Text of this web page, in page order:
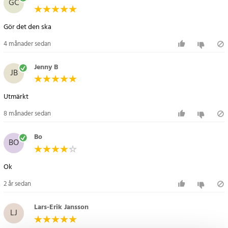
- Längd: 3 meter
- Upplösning: Upp till 4K Ultra HD 2160p (60 Hz)
- Funktioner: HDR, ARC/eARC, 3D-stöd, HEC, CEC, HDCP 2.2
Artikelnummer
GC
Gör det den ska
4 månader sedan
JB Jenny B
Utmärkt
8 månader sedan
BO Bo
Ok
2 år sedan
LJ Lars-Erik Jansson